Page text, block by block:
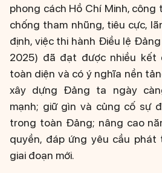
phong cách Hồ Chí Minh,
chống tham nhũng, tiêu cực,
định, việc thi hành Điều lệ
2025) đã đạt được nhiều kết
toàn diện và có ý nghĩa nền
xây dựng Đảng ta ngày
mạnh; giữ gìn và củng cố sự
trong toàn Đảng; nâng cao
quyền, đáp ứng yêu cầu
giai đoạn mới.